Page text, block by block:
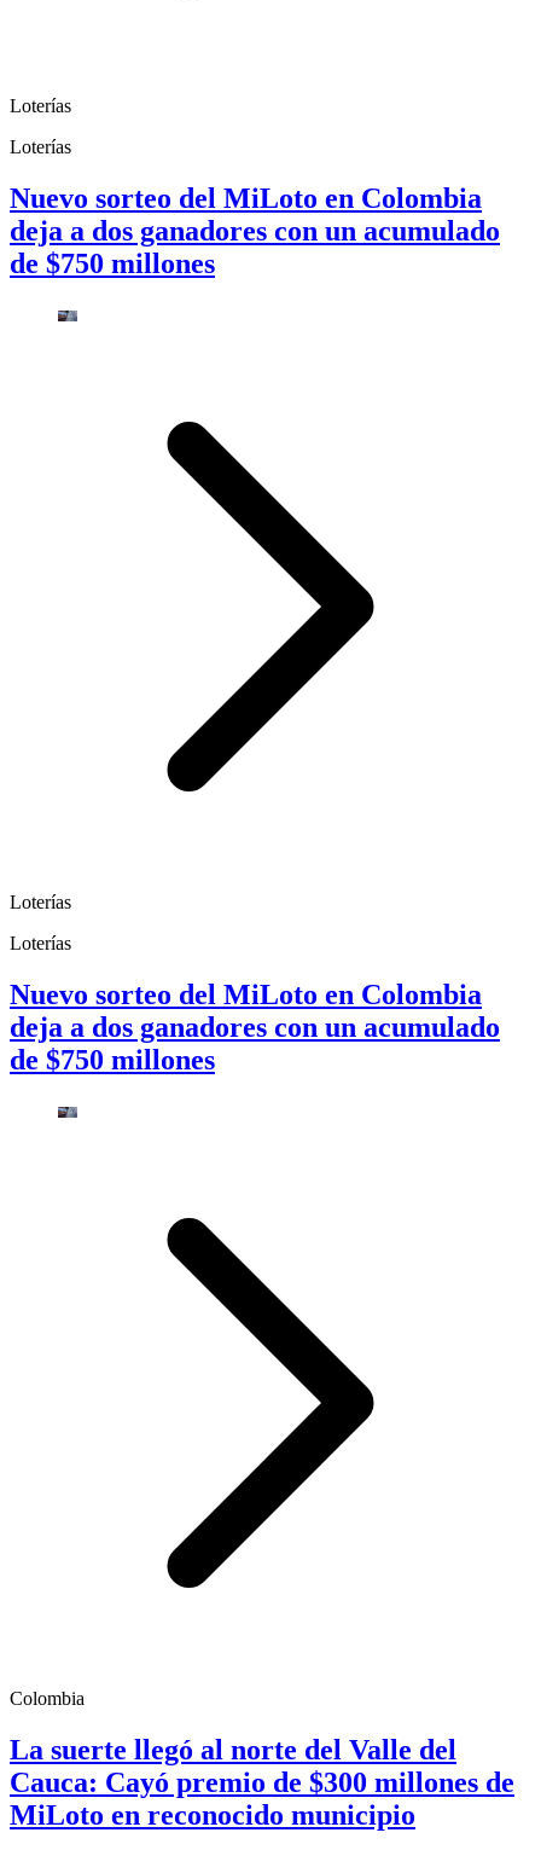
Loterías
Loterías
Nuevo sorteo del MiLoto en Colombia
deja a dos ganadores con un acumulado
de $750 millones
Loterías
Loterías
Nuevo sorteo del MiLoto en Colombia
deja a dos ganadores con un acumulado
de $750 millones
Colombia
La suerte llegó al norte del Valle del
Cauca: Cayó premio de $300 millones de
MiLoto en reconocido municipio